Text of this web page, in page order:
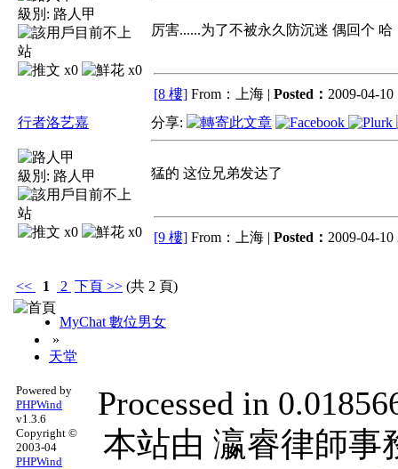
級別: 路人甲
x0 x0
厉害......为了不被永久防沉迷 偶回个 哈
[8 樓] From：上海 | Posted： 2009-04-10
行者洛艺嘉
級別: 路人甲
x0 x0
分享:
猛的 这位兄弟发达了
[9 樓] From：上海 | Posted： 2009-04-10
<< 1 2 下頁 >> (共 2 頁)
MyChat 數位男女
»
天堂
Powered by
PHPWind
v1.3.6
Copyright ©
2003-04
PHPWind
Processed in
本站由 瀛睿律師事